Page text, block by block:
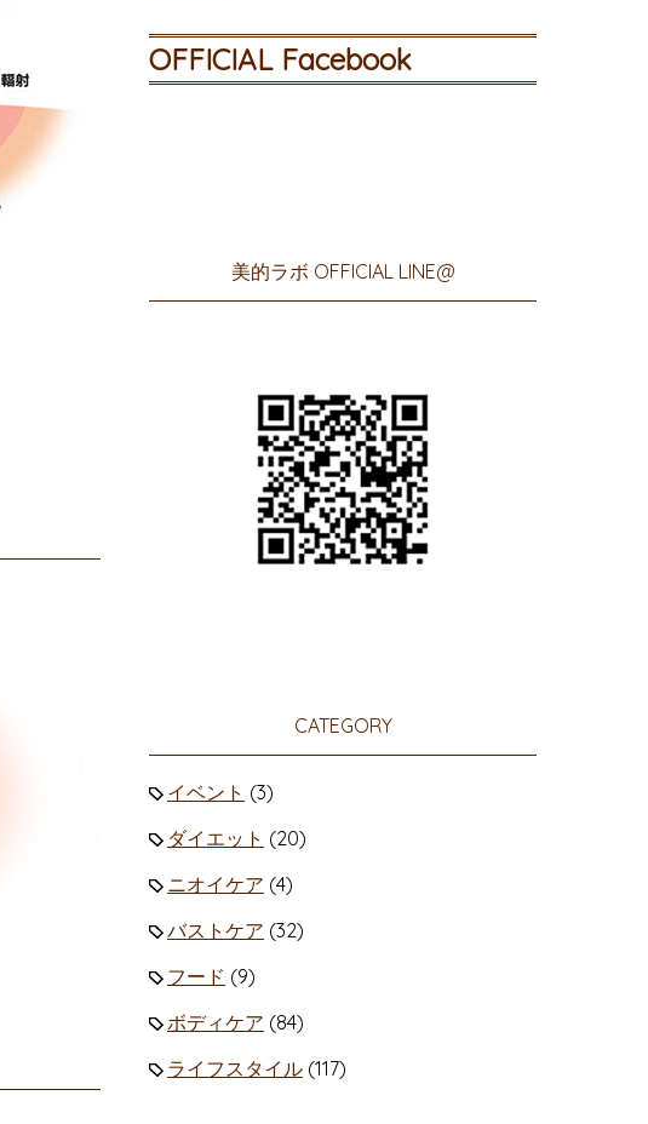
OFFICIAL Facebook
美的ラボ OFFICIAL LINE@
CATEGORY
イベント (3)
ダイエット (20)
ニオイケア (4)
バストケア (32)
フード (9)
ボディケア (84)
ライフスタイル (117)